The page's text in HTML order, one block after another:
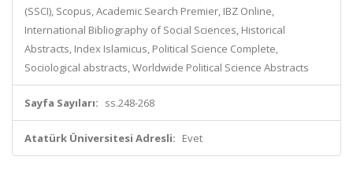
(SSCI), Scopus, Academic Search Premier, IBZ Online,
International Bibliography of Social Sciences, Historical
Abstracts, Index Islamicus, Political Science Complete,
Sociological abstracts, Worldwide Political Science Abstracts
Sayfa Sayıları: ss.248-268
Atatürk Üniversitesi Adresli: Evet